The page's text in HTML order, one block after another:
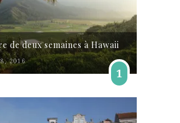
de deux semaines à Hawaii
2016
1